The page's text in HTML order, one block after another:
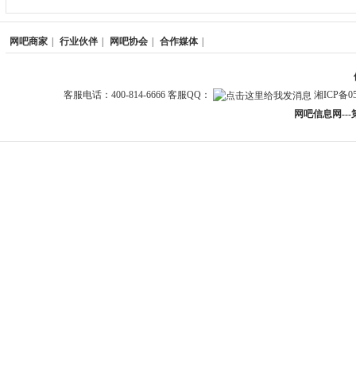
网吧商家 行业伙伴 网吧协会 合作媒体
客服电话：400-814-6666 客服QQ：
湘ICP备
网吧信息网---